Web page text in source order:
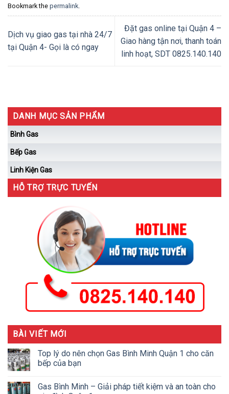
Bookmark the permalink
Dịch vụ giao gas tại nhà 24/7
tại Quận 4- Gọi là có ngay
Đặt gas online tại Quận 4 –
Giao hàng tận nơi, thanh toán
linh hoạt, SDT 0825.140.140
DANH MỤC SẢN PHẨM
Bình Gas
Bếp Gas
Linh Kiện Gas
HỖ TRỢ TRỰC TUYẾN
BÀI VIẾT MỚI
Top lý do nên chọn Gas Bình Minh Quận 1 cho căn
bếp của bạn
Gas Bình Minh – Giải pháp tiết kiệm và an toàn cho